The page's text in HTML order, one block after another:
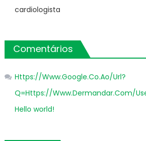
cardiologista
Comentários
Https://Www.Google.Co.Ao/Url?
Q=Https://Www.Dermandar.Com/
Hello world!